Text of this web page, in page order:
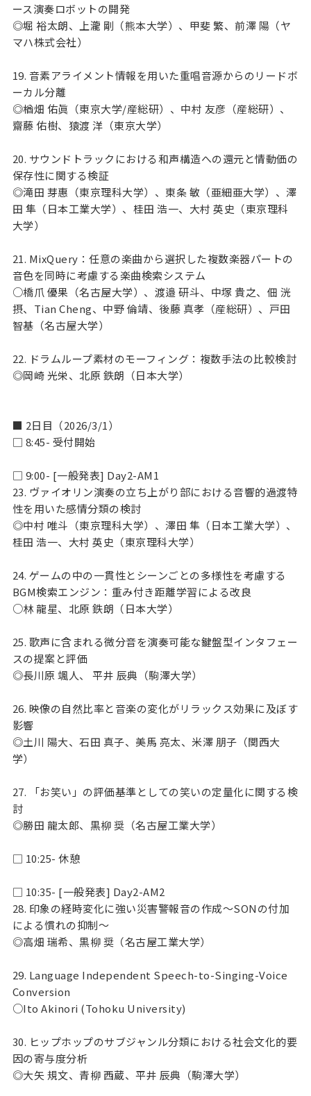
ース演奏ロボットの開発
◎堀 裕太朗、上瀧 剛（熊本大学）、甲斐 繁、前澤 陽（ヤ
マハ株式会社）
19. 音素アライメント情報を用いた重唱音源からのリードボ
ーカル分離
◎楢畑 佑眞（東京大学/産総研）、中村 友彦（産総研）、
齋藤 佑樹、猿渡 洋（東京大学）
20. サウンドトラックにおける和声構造への還元と情動価の
保存性に関する検証
◎滝田 芽惠（東京理科大学）、東条 敏（亜細亜大学）、澤
田 隼（日本工業大学）、桂田 浩一、大村 英史（東京理科
大学）
21. MixQuery：任意の楽曲から選択した複数楽器パートの
音色を同時に考慮する楽曲検索システム
○橋爪 優果（名古屋大学）、渡邉 研斗、中塚 貴之、佃 洸
摂、Tian Cheng、中野 倫靖、後藤 真孝（産総研）、戸田
智基（名古屋大学）
22. ドラムループ素材のモーフィング：複数手法の比較検討
◎岡崎 光栄、北原 鉄朗（日本大学）
■ 2日目（2026/3/1）
□ 8:45- 受付開始
□ 9:00- [一般発表] Day2-AM1
23. ヴァイオリン演奏の立ち上がり部における音響的過渡特
性を用いた感情分類の検討
◎中村 唯斗（東京理科大学）、澤田 隼（日本工業大学）、
桂田 浩一、大村 英史（東京理科大学）
24. ゲームの中の一貫性とシーンごとの多様性を考慮する
BGM検索エンジン：重み付き距離学習による改良
○林 龍星、北原 鉄朗（日本大学）
25. 歌声に含まれる微分音を演奏可能な鍵盤型インタフェー
スの提案と評価
◎長川原 颯人、 平井 辰典（駒澤大学）
26. 映像の自然比率と音楽の変化がリラックス効果に及ぼす
影響
◎土川 陽大、石田 真子、美馬 亮太、米澤 朋子（関西大
学）
27. 「お笑い」の評価基準としての笑いの定量化に関する検
討
◎勝田 龍太郎、黒柳 奨（名古屋工業大学）
□ 10:25- 休憩
□ 10:35- [一般発表] Day2-AM2
28. 印象の経時変化に強い災害警報音の作成～SONの付加
による慣れの抑制～
◎高畑 瑞希、黒柳 奨（名古屋工業大学）
29. Language Independent Speech-to-Singing-Voice
Conversion
○Ito Akinori (Tohoku University)
30. ヒップホップのサブジャンル分類における社会文化的要
因の寄与度分析
◎大矢 規文、青柳 西蔵、平井 辰典（駒澤大学）